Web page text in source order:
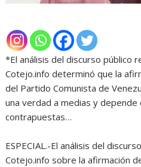
*El análisis del discurso público
Cotejo.info determinó que la
del Partido Comunista de
una verdad a medias y
contrapuestas…
ESPECIAL.-El análisis del
Cotejo.info sobre la afirmación